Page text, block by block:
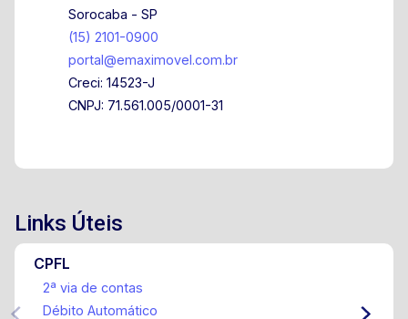
Sorocaba - SP
(15) 2101-0900
portal@emaximovel.com.br
Creci: 14523-J
CNPJ: 71.561.005/0001-31
Links Úteis
CPFL
2ª via de contas
Débito Automático